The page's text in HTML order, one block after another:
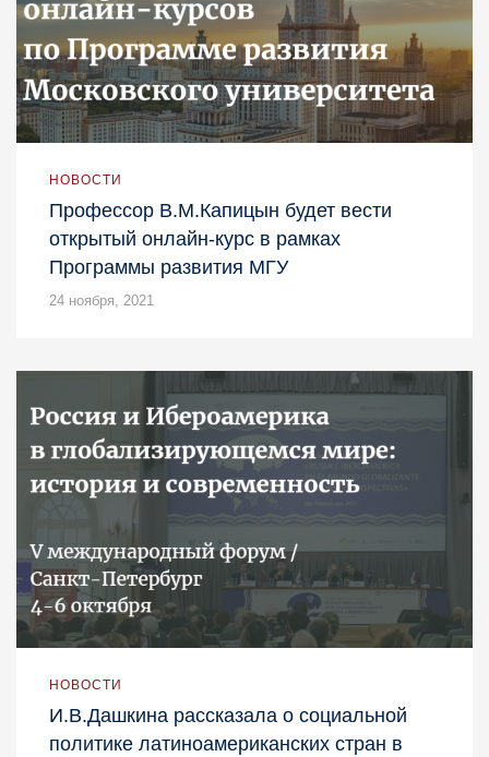
НОВОСТИ
Профессор В.М.Капицын будет вести
открытый онлайн-курс в рамках
Программы развития МГУ
24 ноября, 2021
НОВОСТИ
И.В.Дашкина рассказала о социальной
политике латиноамериканских стран в